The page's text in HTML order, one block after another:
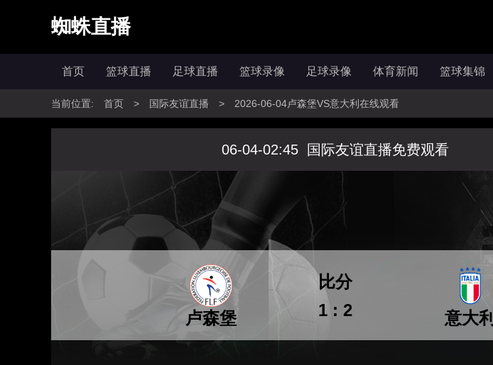
蜘蛛直播
首页 篮球直播 足球直播 篮球录像 足球录像 体育新闻 篮球集锦
当前位置: 首页 > 国际友谊直播 > 2026-06-04卢森堡VS意大利在线观看
06-04-02:45 国际友谊直播免费观看
卢森堡 1 : 2
比分
意大利